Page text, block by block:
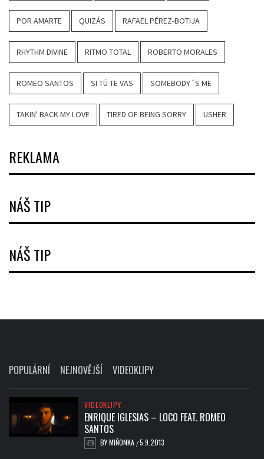
POR AMARTE QUIZÁS RAFAEL PÉREZ-BOTIJA
RHYTHM DIVINE RITMO TOTAL ROBERTO MORALES
ROMEO SANTOS SI TÚ TE VAS SOMEBODY´S ME
TAKIN' BACK MY LOVE TIRED OF BEING SORRY USHER
REKLAMA
NÁŠ TIP
NÁŠ TIP
POPULÁRNÍ NEJNOVĚJŠÍ VIDEOKLIPY
VIDEOKLIPY
ENRIQUE IGLESIAS – LOCO FEAT. ROMEO
SANTOS
BYMIŇONKA /5.9.2013